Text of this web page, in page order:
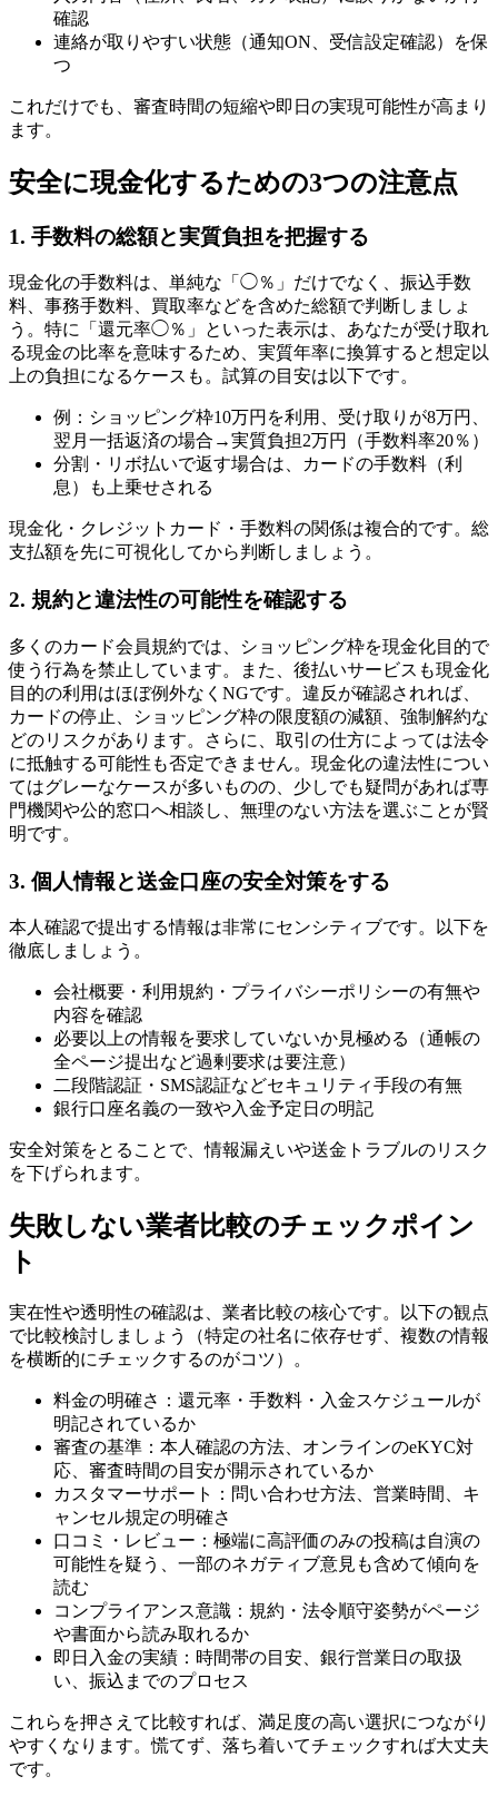
確認
連絡が取りやすい状態（通知ON、受信設定確認）を保
つ
これだけでも、審査時間の短縮や即日の実現可能性が高まり
ます。
安全に現金化するための3つの注意点
1. 手数料の総額と実質負担を把握する
現金化の手数料は、単純な「◯％」だけでなく、振込手数
料、事務手数料、買取率などを含めた総額で判断しましょ
う。特に「還元率◯％」といった表示は、あなたが受け取れ
る現金の比率を意味するため、実質年率に換算すると想定以
上の負担になるケースも。試算の目安は以下です。
例：ショッピング枠10万円を利用、受け取りが8万円、
翌月一括返済の場合→実質負担2万円（手数料率20％）
分割・リボ払いで返す場合は、カードの手数料（利
息）も上乗せされる
現金化・クレジットカード・手数料の関係は複合的です。総
支払額を先に可視化してから判断しましょう。
2. 規約と違法性の可能性を確認する
多くのカード会員規約では、ショッピング枠を現金化目的で
使う行為を禁止しています。また、後払いサービスも現金化
目的の利用はほぼ例外なくNGです。違反が確認されれば、
カードの停止、ショッピング枠の限度額の減額、強制解約な
どのリスクがあります。さらに、取引の仕方によっては法令
に抵触する可能性も否定できません。現金化の違法性につい
てはグレーなケースが多いものの、少しでも疑問があれば専
門機関や公的窓口へ相談し、無理のない方法を選ぶことが賢
明です。
3. 個人情報と送金口座の安全対策をする
本人確認で提出する情報は非常にセンシティブです。以下を
徹底しましょう。
会社概要・利用規約・プライバシーポリシーの有無や
内容を確認
必要以上の情報を要求していないか見極める（通帳の
全ページ提出など過剰要求は要注意）
二段階認証・SMS認証などセキュリティ手段の有無
銀行口座名義の一致や入金予定日の明記
安全対策をとることで、情報漏えいや送金トラブルのリスク
を下げられます。
失敗しない業者比較のチェックポイン
ト
実在性や透明性の確認は、業者比較の核心です。以下の観点
で比較検討しましょう（特定の社名に依存せず、複数の情報
を横断的にチェックするのがコツ）。
料金の明確さ：還元率・手数料・入金スケジュールが
明記されているか
審査の基準：本人確認の方法、オンラインのeKYC対
応、審査時間の目安が開示されているか
カスタマーサポート：問い合わせ方法、営業時間、キ
ャンセル規定の明確さ
口コミ・レビュー：極端に高評価のみの投稿は自演の
可能性を疑う、一部のネガティブ意見も含めて傾向を
読む
コンプライアンス意識：規約・法令順守姿勢がページ
や書面から読み取れるか
即日入金の実績：時間帯の目安、銀行営業日の取扱
い、振込までのプロセス
これらを押さえて比較すれば、満足度の高い選択につながり
やすくなります。慌てず、落ち着いてチェックすれば大丈夫
です。